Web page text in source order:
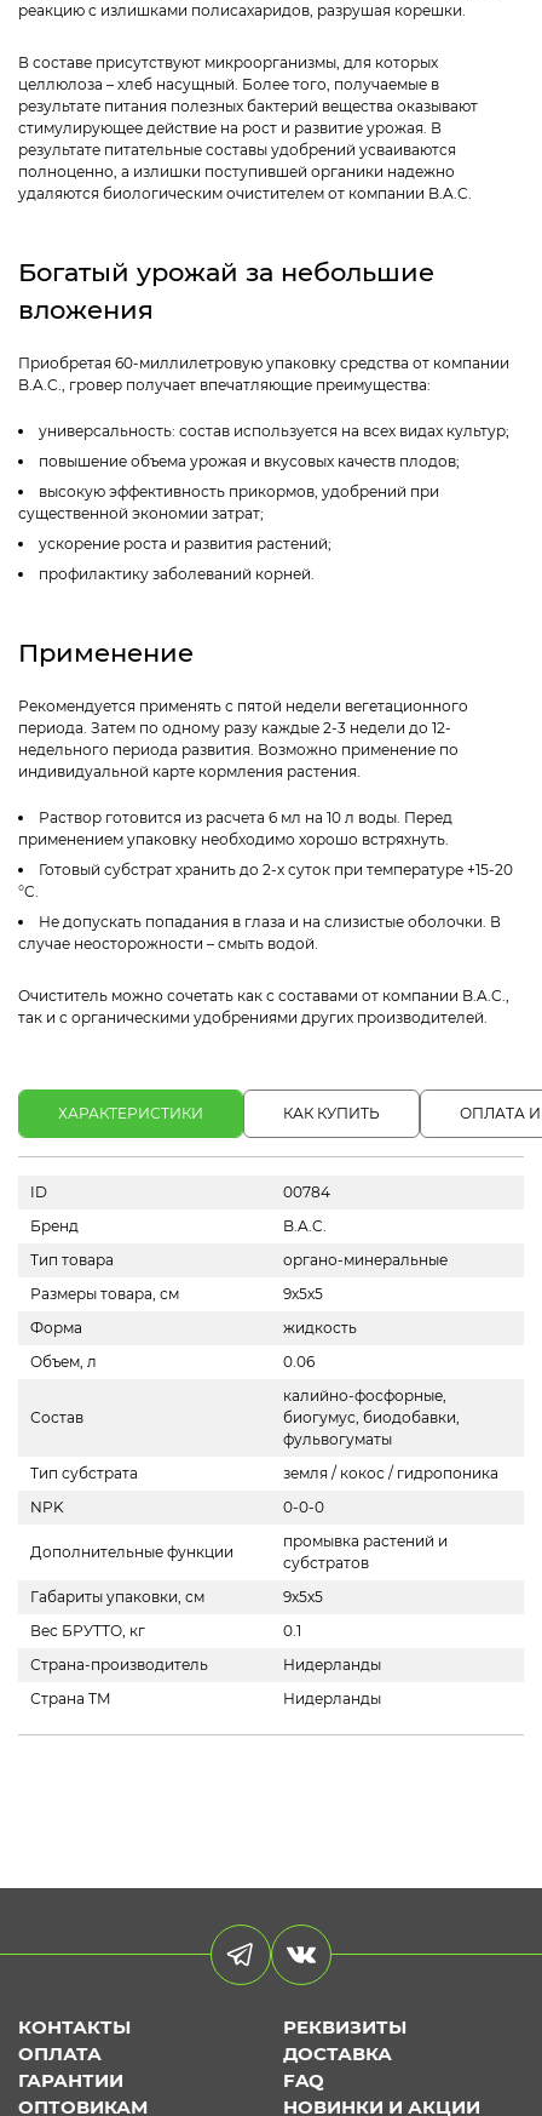
реакцию с излишками полисахаридов, разрушая корешки.
В составе присутствуют микроорганизмы, для которых
целлюлоза – хлеб насущный. Более того, получаемые в
результате питания полезных бактерий вещества оказывают
стимулирующее действие на рост и развитие урожая. В
результате питательные составы удобрений усваиваются
полноценно, а излишки поступившей органики надежно
удаляются биологическим очистителем от компании B.A.C.
Богатый урожай за небольшие
вложения
Приобретая 60-миллилетровую упаковку средства от компании
B.A.C., гровер получает впечатляющие преимущества:
универсальность: состав используется на всех видах культур;
повышение объема урожая и вкусовых качеств плодов;
высокую эффективность прикормов, удобрений при
существенной экономии затрат;
ускорение роста и развития растений;
профилактику заболеваний корней.
Применение
Рекомендуется применять с пятой недели вегетационного
периода. Затем по одному разу каждые 2-3 недели до 12-
недельного периода развития. Возможно применение по
индивидуальной карте кормления растения.
Раствор готовится из расчета 6 мл на 10 л воды. Перед
применением упаковку необходимо хорошо встряхнуть.
Готовый субстрат хранить до 2-х суток при температуре +15-20
°C.
Не допускать попадания в глаза и на слизистые оболочки. В
случае неосторожности – смыть водой.
Очиститель можно сочетать как с составами от компании B.A.C.,
так и с органическими удобрениями других производителей.
ХАРАКТЕРИСТИКИ КАК КУПИТЬ ОПЛАТА
ID
00784
Бренд
B.A.C.
Тип товара
органо-минеральные
Размеры товара, см
9х5х5
Форма
жидкость
Объем, л
0.06
Состав
калийно-фосфорные,
биогумус, биодобавки,
фульвогуматы
Тип субстрата
земля / кокос / гидропоника
NPK
0-0-0
Дополнительные функции
промывка растений и
субстратов
Габариты упаковки, см
9х5х5
Вес БРУТТО, кг
0.1
Страна-производитель
Нидерланды
Страна ТМ
Нидерланды
КОНТАКТЫ
РЕКВИЗИТЫ
ОПЛАТА
ДОСТАВКА
ГАРАНТИИ
FAQ
ОПТОВИКАМ
НОВИНКИ И АКЦИИ